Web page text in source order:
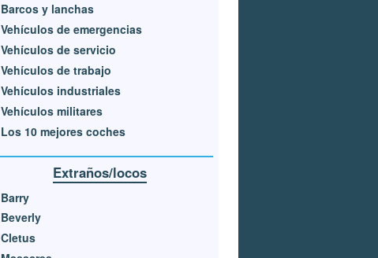
Barcos y lanchas
Vehículos de emergencias
Vehículos de servicio
Vehículos de trabajo
Vehículos industriales
Vehículos militares
Los 10 mejores coches
Extraños/locos
Barry
Beverly
Cletus